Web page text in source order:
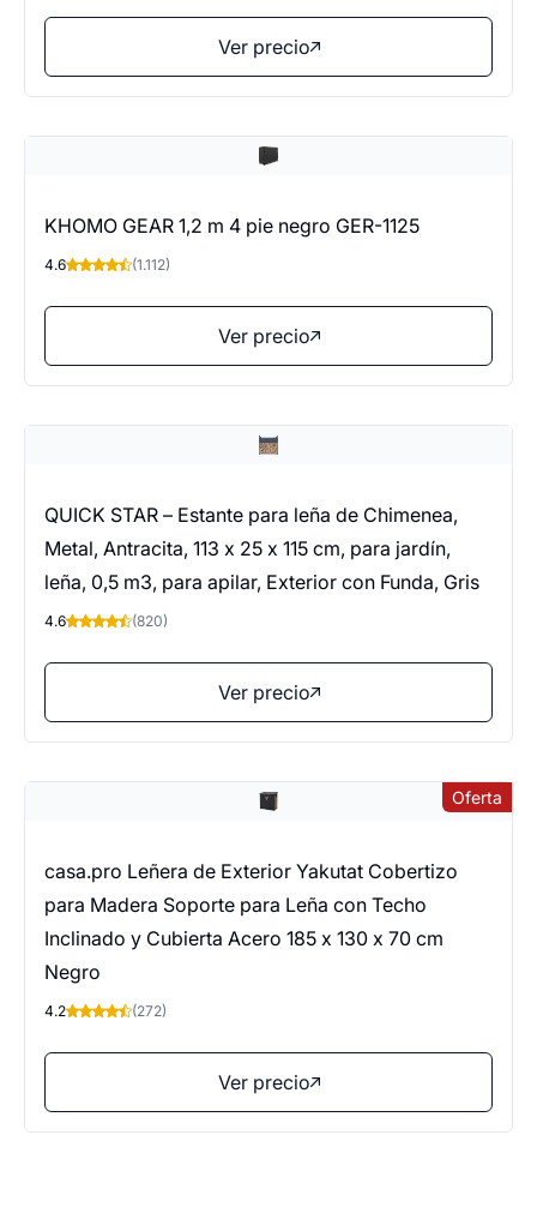
Ver precio
KHOMO GEAR 1,2 m 4 pie negro GER-1125
4.6 (1.112)
Ver precio
QUICK STAR – Estante para leña de Chimenea,
Metal, Antracita, 113 x 25 x 115 cm, para jardín,
leña, 0,5 m3, para apilar, Exterior con Funda, Gris
4.6 (820)
Ver precio
Oferta
casa.pro Leñera de Exterior Yakutat Cobertizo
para Madera Soporte para Leña con Techo
Inclinado y Cubierta Acero 185 x 130 x 70 cm
Negro
4.2 (272)
Ver precio